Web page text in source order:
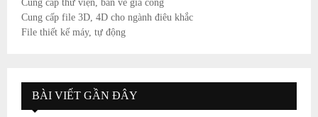
Cung cấp thư viện, bản vẽ gia công
Cung cấp file 3D, 4D cho ngành điêu khắc
File thiết kế máy, tự động
BÀI VIẾT GẦN ĐÂY